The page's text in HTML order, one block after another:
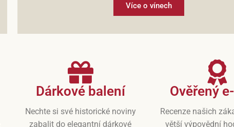
Více o vínech
Dárkové balení
Nechte si své historické noviny
zabalit do elegantní dárkové
Ověřený
Recenze našich
větší výpovědní